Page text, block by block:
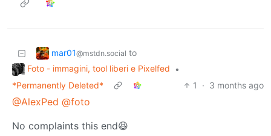
mar01@mstdn.social to
Foto - immagini, tool liberi e Pixelfed
•
*Permanently Deleted*
1 · 3 months ago
@AlexPed @foto
No complaints this end😆